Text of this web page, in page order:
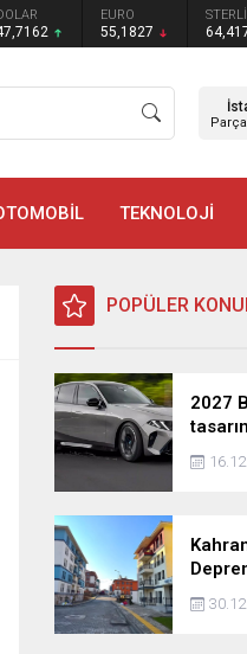
EURO
55,1827
TEKNOLOJİ
POPÜLER
2027
nesil